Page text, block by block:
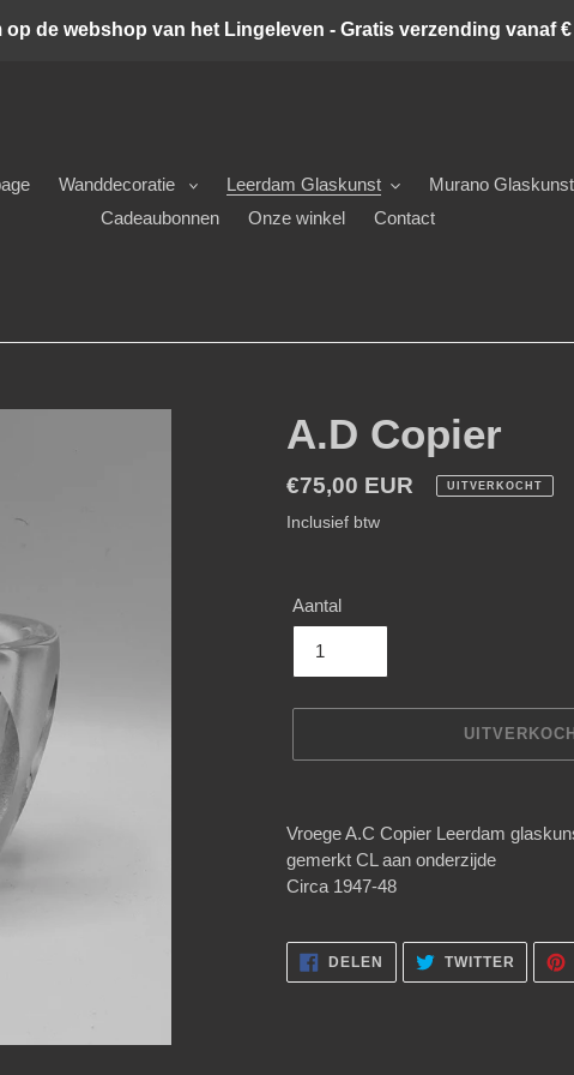
op de webshop van het Lingeleven - Gratis verzending vanaf €
Wanddecoratie Leerdam Glaskunst
Murano Glaskunst
Cadeaubonnen
Onze winkel Contact
A.D Copier
Normale
prijs
€75,00 EUR UITVERKOCHT
Inclusief btw
Aantal
toegevoegen
je
Vroege A.C Copier Leerdam
gemerkt CL aan onderzijde
Circa 1947-48
DELEN
DELEN
FACEBOOK
TWITTER